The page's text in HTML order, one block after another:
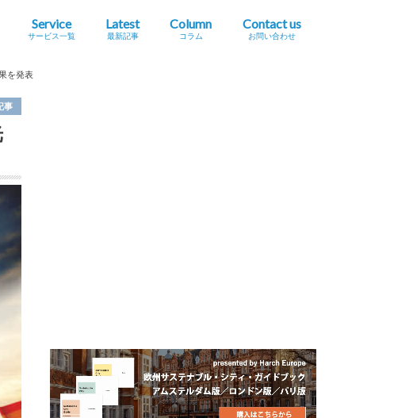
Service
サービス一覧
Latest
最新記事
Column
コラム
Contact us
お問い合わせ
を発表
事